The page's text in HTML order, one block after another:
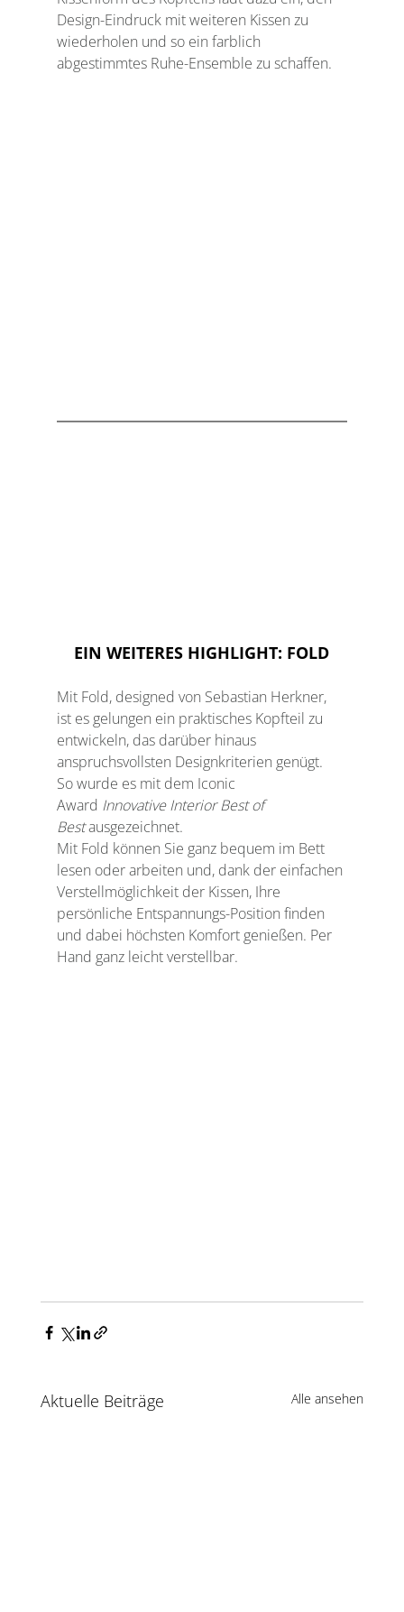
Design-Eindruck mit weiteren Kissen zu
wiederholen und so ein farblich
abgestimmtes Ruhe-Ensemble zu schaffen.
EIN WEITERES HIGHLIGHT: FOLD
Mit Fold, designed von Sebastian Herkner,
ist es gelungen ein praktisches Kopfteil zu
entwickeln, das darüber hinaus
anspruchsvollsten Designkriterien genügt.
So wurde es mit dem Iconic
Award Innovative Interior Best of
Best ausgezeichnet.
Mit Fold können Sie ganz bequem im Bett
lesen oder arbeiten und, dank der einfachen
Verstellmöglichkeit der Kissen, Ihre
persönliche Entspannungs-Position finden
und dabei höchsten Komfort genießen. Per
Hand ganz leicht verstellbar.
Aktuelle Beiträge Alle ansehen